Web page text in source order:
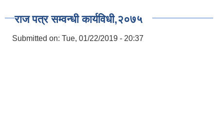
राज पत्र सम्वन्धी कार्यविधी,२०७५
Submitted on: Tue, 01/22/2019 - 20:37